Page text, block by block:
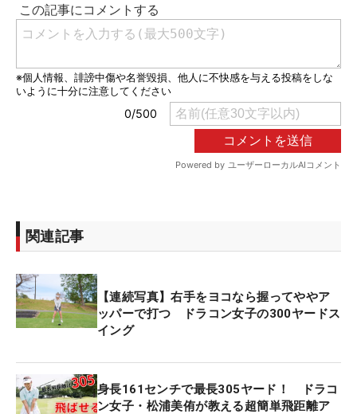
関連記事
【連続写真】右手をヨコなら握ってややア
ッパーで打つ ドラコン女子の300ヤードス
イング
身長161センチで最長305ヤード！ ドラコ
ン女子・松浦美侑が教える超簡単飛距離ア